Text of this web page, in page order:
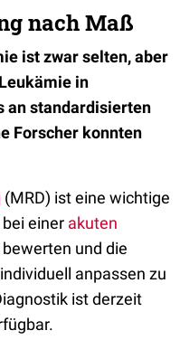
nach Maß
ist zwar selten, aber
in
an standardisierten
Forscher konnten
(MRD) ist eine wichtige
einer akuten
und die
anpassen zu
ist derzeit